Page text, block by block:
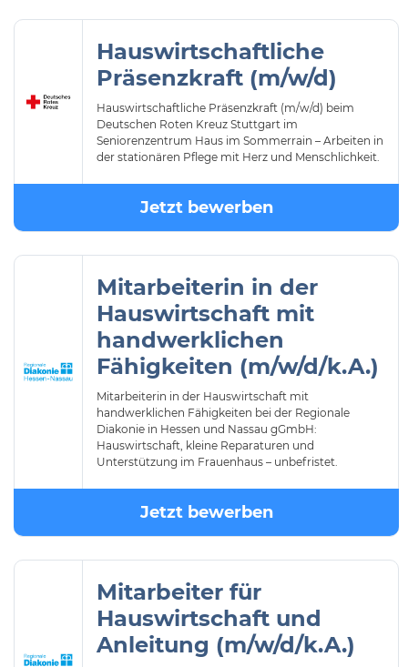
Hauswirtschaftliche
Präsenzkraft (m/w/d)
Hauswirtschaftliche Präsenzkraft (m/w/d) beim
Deutschen Roten Kreuz Stuttgart im
Seniorenzentrum Haus im Sommerrain – Arbeiten in
der stationären Pflege mit Herz und Menschlichkeit.
Jetzt bewerben
Mitarbeiterin in der
Hauswirtschaft mit
handwerklichen
Fähigkeiten (m/w/d/k.A.)
Mitarbeiterin in der Hauswirtschaft mit
handwerklichen Fähigkeiten bei der Regionale
Diakonie in Hessen und Nassau gGmbH:
Hauswirtschaft, kleine Reparaturen und
Unterstützung im Frauenhaus – unbefristet.
Jetzt bewerben
Mitarbeiter für
Hauswirtschaft und
Anleitung (m/w/d/k.A.)